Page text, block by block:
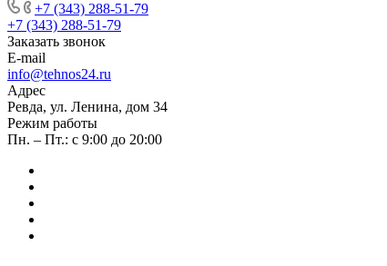
+7 (343) 288-51-79
+7 (343) 288-51-79
Заказать звонок
E-mail
info@tehnos24.ru
Адрес
Ревда, ул. Ленина, дом 34
Режим работы
Пн. – Пт.: с 9:00 до 20:00